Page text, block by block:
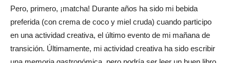
Pero, primero, ¡matcha! Durante años ha sido mi bebida
preferida (con crema de coco y miel cruda) cuando participo
en una actividad creativa, el último evento de mi mañana de
transición. Últimamente, mi actividad creativa ha sido escribir